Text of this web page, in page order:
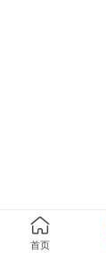
首页